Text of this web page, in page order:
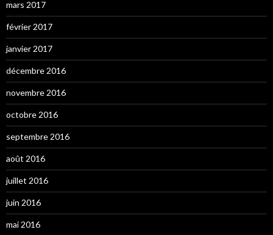
mars 2017
février 2017
janvier 2017
décembre 2016
novembre 2016
octobre 2016
septembre 2016
août 2016
juillet 2016
juin 2016
mai 2016